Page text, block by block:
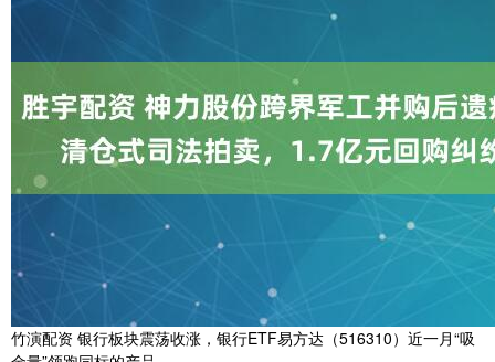
竹演配资 银行板块震荡收涨，银行ETF易方达（516310）近一月“吸